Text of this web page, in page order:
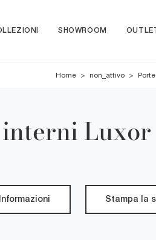
SHOWROOM
Home > non_attivo >
Stampa la